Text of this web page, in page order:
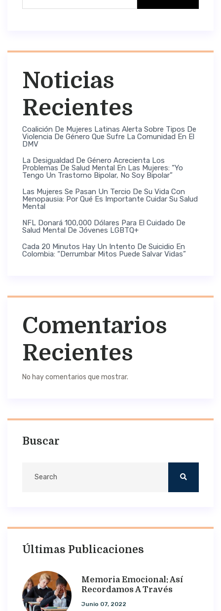
Noticias
Recientes
Coalición De Mujeres Latinas Alerta Sobre Tipos De
Violencia De Género Que Sufre La Comunidad En El
DMV
La Desigualdad De Género Acrecienta Los
Problemas De Salud Mental En Las Mujeres: “Yo
Tengo Un Trastorno Bipolar, No Soy Bipolar”
Las Mujeres Se Pasan Un Tercio De Su Vida Con
Menopausia: Por Qué Es Importante Cuidar Su Salud
Mental
NFL Donará 100,000 Dólares Para El Cuidado De
Salud Mental De Jóvenes LGBTQ+
Cada 20 Minutos Hay Un Intento De Suicidio En
Colombia: “Derrumbar Mitos Puede Salvar Vidas”
Comentarios
Recientes
No hay comentarios que mostrar.
Buscar
Últimas Publicaciones
Memoria Emocional: Así
Recordamos A Través
Junio 07, 2022